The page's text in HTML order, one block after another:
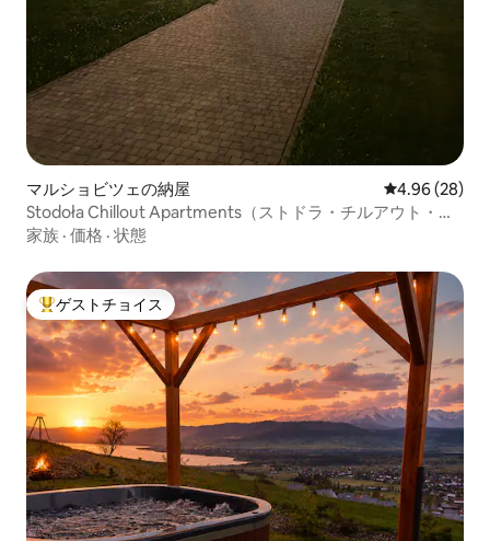
マルショビツェの納屋 レビュー28
4.96 (28)
Stodoła Chillout Apartments（ストドラ・チルアウト・ア
パートメンツ）
家族 · 価格 · 状態
大好評のゲストチョイスです。
ゲストチョイス